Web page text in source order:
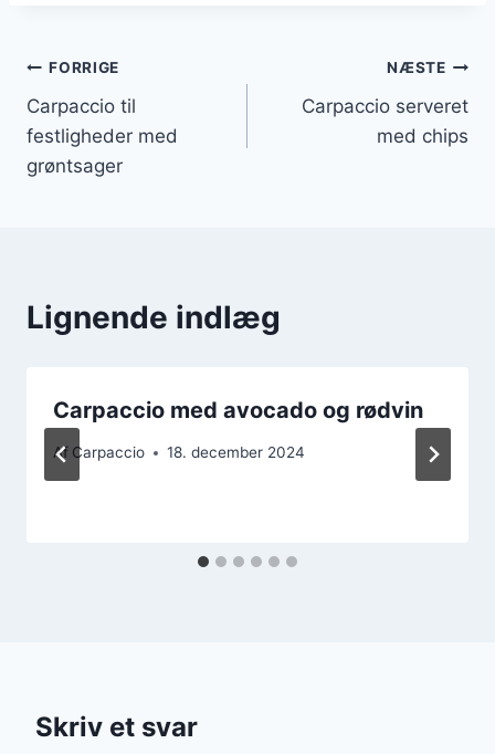
Indlægsnavigation
FORRIGE
Carpaccio til
festligheder med
grøntsager
NÆSTE
Carpaccio serveret
med chips
Lignende indlæg
Carpaccio med avocado og rødvin
Af Carpaccio 18. december 2024
Skriv et svar